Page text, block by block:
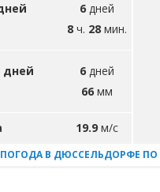
6 дней
8 ч. 28 мин.
дней
6 дней
66 мм
19.9 м/с
ПОГОДА В ДЮССЕЛЬДОРФЕ